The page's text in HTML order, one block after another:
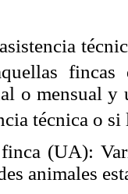
o mensual
técnica o
(UA):
animales